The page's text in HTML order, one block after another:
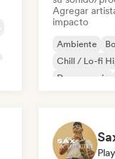
Agregar
impacto
Ambiente
Chill / Lo-fi
Dance music